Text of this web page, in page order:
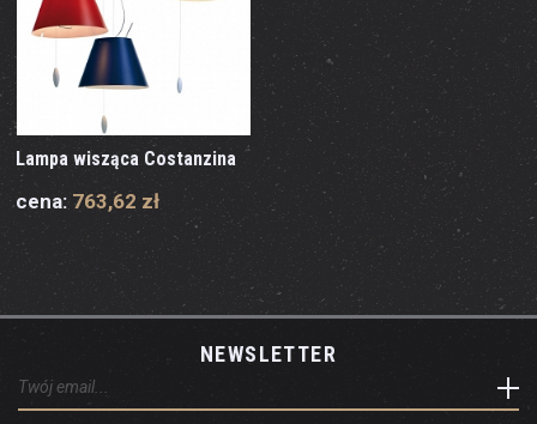
Lampa wisząca Costanzina
cena: 763,62 zł
NEWSLETTER